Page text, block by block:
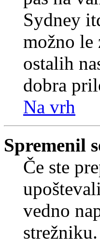
Sydney
možno le
ostalih
dobra
Na vrh
Spremenil
Če ste
vedno